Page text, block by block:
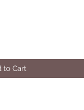
to Cart